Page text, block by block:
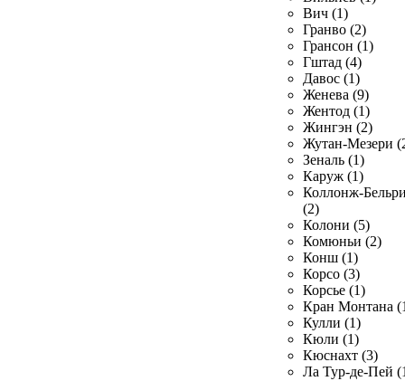
Вич (1)
Гранво (2)
Грансон (1)
Гштад (4)
Давос (1)
Женева (9)
Жентод (1)
Жингэн (2)
Жутан-Мезери
Зеналь (1)
Каруж (1)
Коллонж-
(2)
Колони (5)
Комюньи (2)
Конш (1)
Корсо (3)
Корсье (1)
Кран Монтана
Кулли (1)
Кюли (1)
Кюснахт (3)
Ла Тур-де-Пей